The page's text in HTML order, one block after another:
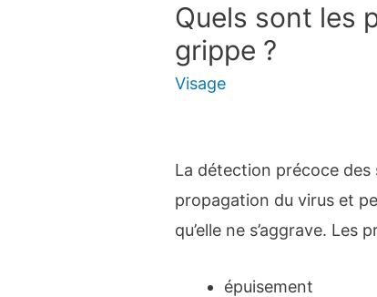
Quels sont les
grippe ?
Visage
La détection précoce
propagation du virus et
qu’elle ne s’aggrave.
épuisement